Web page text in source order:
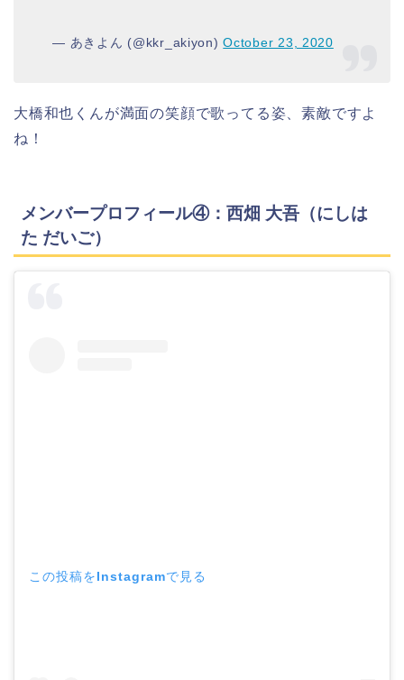
— あきよん (@kkr_akiyon)October 23, 2020
大橋和也くんが満面の笑顔で歌ってる姿、素敵ですよ
ね！
メンバープロフィール④：西畑 大吾（にしは
た だいご）
この投稿をInstagramで見る